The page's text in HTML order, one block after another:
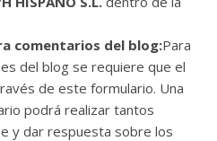
comentarios del blog:Para
del blog se requiere que el
de este formulario. Una
podrá realizar tantos
y dar respuesta sobre los